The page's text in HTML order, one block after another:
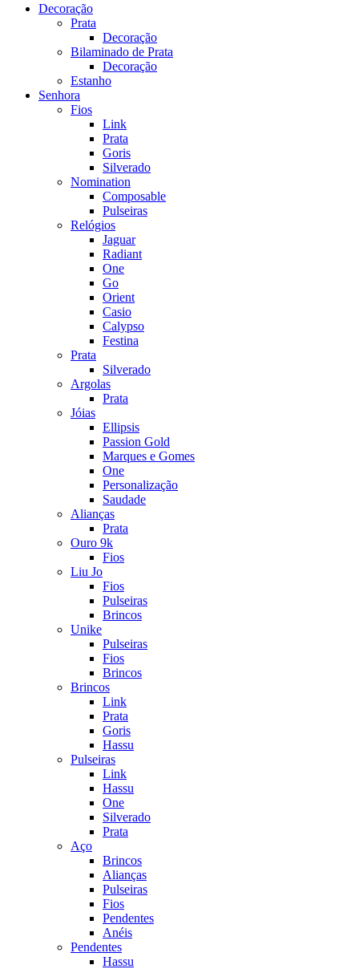
Decoração
Prata
Decoração
Bilaminado de Prata
Decoração
Estanho
Senhora
Fios
Link
Prata
Goris
Silverado
Nomination
Composable
Pulseiras
Relógios
Jaguar
Radiant
One
Go
Orient
Casio
Calypso
Festina
Prata
Silverado
Argolas
Prata
Jóias
Ellipsis
Passion Gold
Marques e Gomes
One
Personalização
Saudade
Alianças
Prata
Ouro 9k
Fios
Liu Jo
Fios
Pulseiras
Brincos
Unike
Pulseiras
Fios
Brincos
Brincos
Link
Prata
Goris
Hassu
Pulseiras
Link
Hassu
One
Silverado
Prata
Aço
Brincos
Alianças
Pulseiras
Fios
Pendentes
Anéis
Pendentes
Hassu